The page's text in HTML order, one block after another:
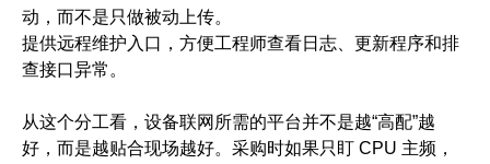
动，而不是只做被动上传。
提供远程维护入口，方便工程师查看日志、更新程序和排
查接口异常。
从这个分工看，设备联网所需的平台并不是越“高配”越
好，而是越贴合现场越好。采购时如果只盯 CPU 主频，